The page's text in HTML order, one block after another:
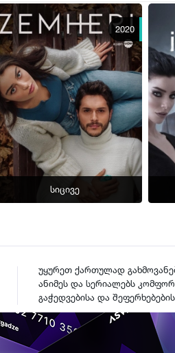
ფლეიერი
▶ სერია
ფლეიერი
▶ სერია
ფლეიერი
▶ სერია
ფლეიერი
▶ სერია
ფლეიერი 2
▶ სერია
▶ სერია
ფლეიერი
▶ სერია
ფლეიერი
▶ სერია 23
2020
სიცივე
უყურეთ ქართულად
ანიმეს და სერიალებს
გაჭედვებისა და